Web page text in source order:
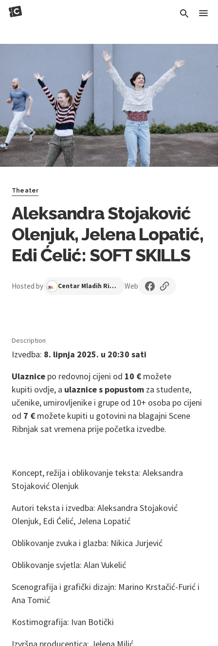
Theater
Aleksandra Stojaković
Olenjuk, Jelena Lopatić,
Edi Ćelić: SOFT SKILLS
Hosted by Centar Mladih Ribnjak Web
Description
Izvedba: 8. lipnja 2025. u 20:30 sati
Ulaznice po redovnoj cijeni od 10 € možete
kupiti ovdje, a ulaznice s popustom za studente,
učenike, umirovljenike i grupe od 10+ osoba po cijeni
od 7 € možete kupiti u gotovini na blagajni Scene
Ribnjak sat vremena prije početka izvedbe.
Koncept, režija i oblikovanje teksta: Aleksandra
Stojaković Olenjuk
Autori teksta i izvedba: Aleksandra Stojaković
Olenjuk, Edi Ćelić, Jelena Lopatić
Oblikovanje zvuka i glazba: Nikica Jurjević
Oblikovanje svjetla: Alan Vukelić
Scenografija i grafički dizajn: Marino Krstačić-Furić i
Ana Tomić
Kostimografija: Ivan Botički
Izvršna producentica: Jelena Milić